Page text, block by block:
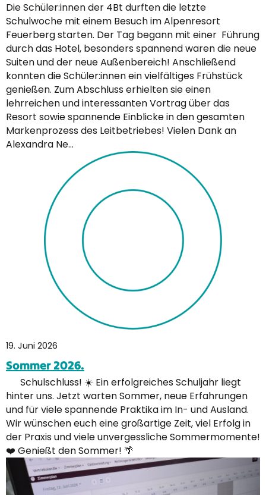
Die Schüler:innen der 4Bt durften die letzte
Schulwoche mit einem Besuch im Alpenresort
Feuerberg starten. Der Tag begann mit einer Führung
durch das Hotel, besonders spannend waren die neue
Suiten und der neue Außenbereich! Anschließend
konnten die Schüler:innen ein vielfältiges Frühstück
genießen. Zum Abschluss erhielten sie einen
lehrreichen und interessanten Vortrag über das
Resort sowie spannende Einblicke in den gesamten
Markenprozess des Leitbetriebes! Vielen Dank an
Alexandra Ne…
19. Juni 2026
Sommer 2026.
Schulschluss! ☀️ Ein erfolgreiches Schuljahr liegt
hinter uns. Jetzt warten Sommer, neue Erfahrungen
und für viele spannende Praktika im In- und Ausland.
Wir wünschen euch eine großartige Zeit, viel Erfolg in
der Praxis und viele unvergessliche Sommermomente!
❤️ Genießt den Sommer! 🌴